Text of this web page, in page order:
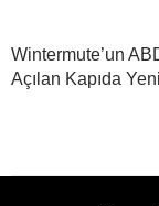
Wintermute’un
Açılan Kapıda